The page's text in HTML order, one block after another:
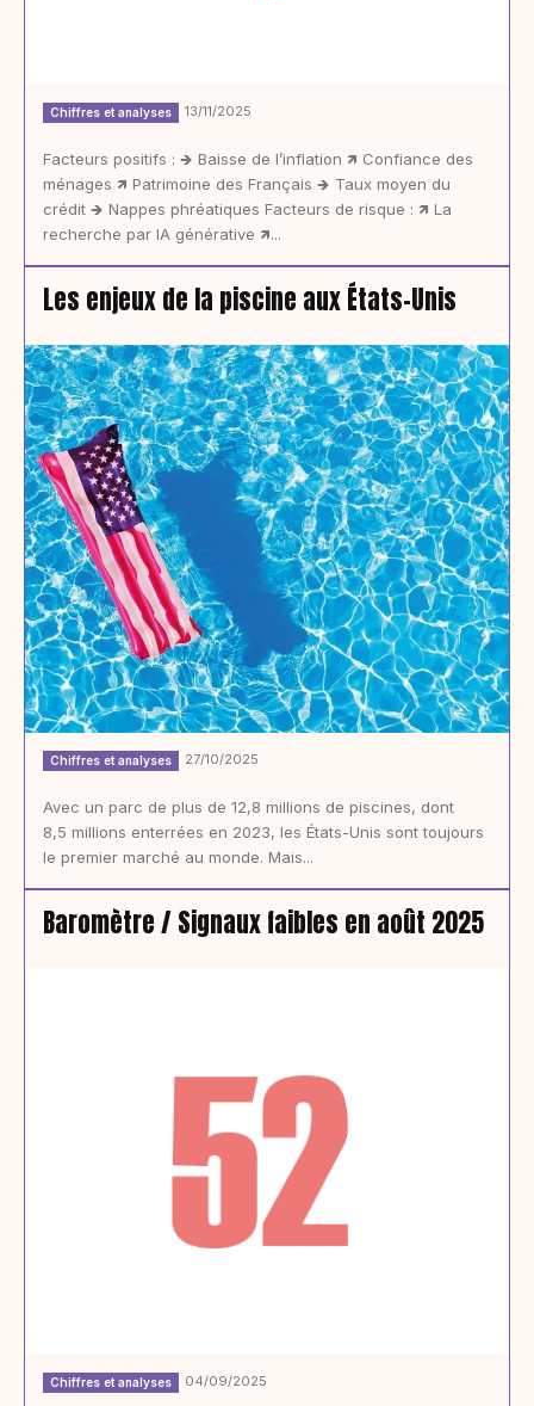
Chiffres et analyses 13/11/2025
Facteurs positifs : 🡺 Baisse de l’inflation 🡽 Confiance des
ménages 🡽 Patrimoine des Français 🡺 Taux moyen du
crédit 🡺 Nappes phréatiques Facteurs de risque : 🡽 La
recherche par IA générative 🡽...
Les enjeux de la piscine aux États-Unis
Chiffres et analyses 27/10/2025
Avec un parc de plus de 12,8 millions de piscines, dont
8,5 millions enterrées en 2023, les États-Unis sont toujours
le premier marché au monde. Mais...
Baromètre / Signaux faibles en août 2025
Chiffres et analyses 04/09/2025